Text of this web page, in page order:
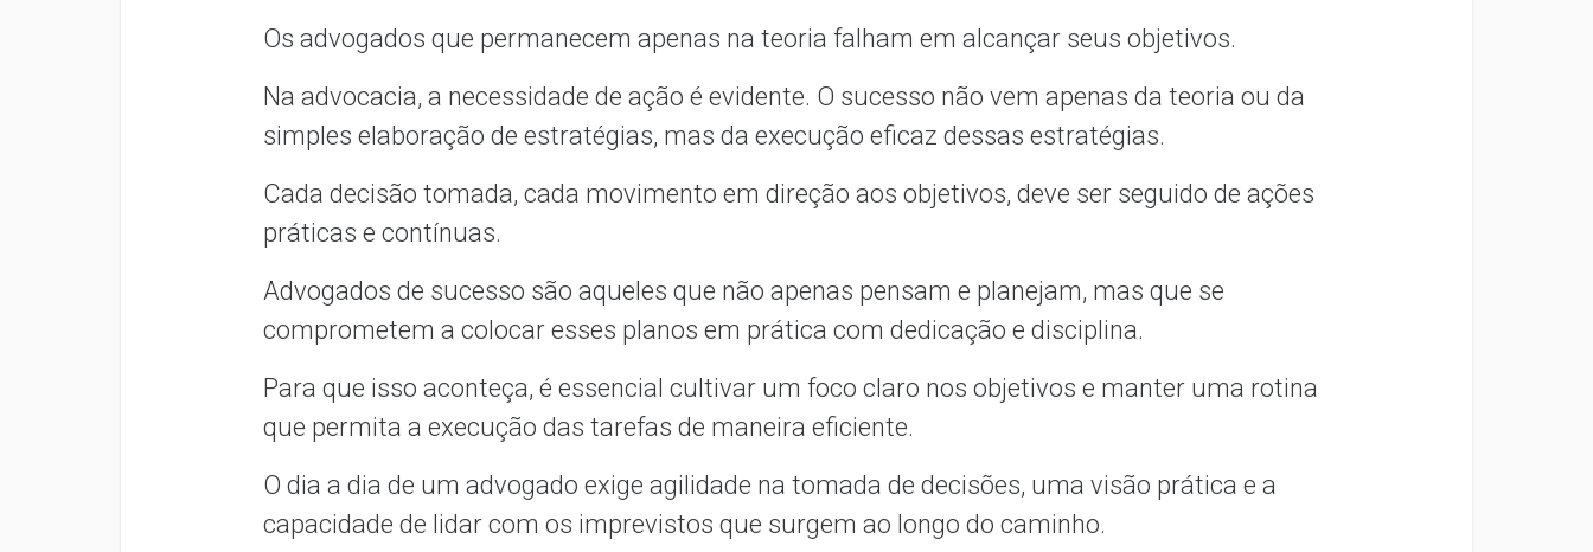
Os advogados que permanecem apenas na teoria falham em alcançar seus objetivos.
Na advocacia, a necessidade de ação é evidente. O sucesso não vem apenas da teoria ou da
simples elaboração de estratégias, mas da execução eficaz dessas estratégias.
Cada decisão tomada, cada movimento em direção aos objetivos, deve ser seguido de ações
práticas e contínuas.
Advogados de sucesso são aqueles que não apenas pensam e planejam, mas que se
comprometem a colocar esses planos em prática com dedicação e disciplina.
Para que isso aconteça, é essencial cultivar um foco claro nos objetivos e manter uma rotina
que permita a execução das tarefas de maneira eficiente.
O dia a dia de um advogado exige agilidade na tomada de decisões, uma visão prática e a
capacidade de lidar com os imprevistos que surgem ao longo do caminho.